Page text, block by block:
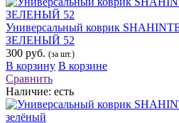
Универсальный коврик
ЗЕЛЕНЫЙ 52
300 руб. (за шт.)
В корзину В корзине
Сравнить
Наличие: есть